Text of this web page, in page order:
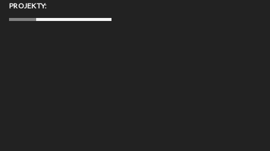
PROJEKTY: